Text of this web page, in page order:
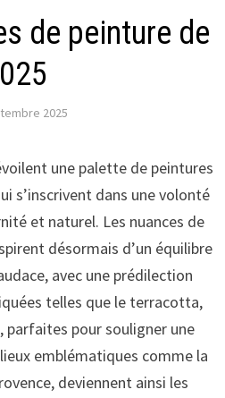
de peinture de
2025
une palette de peintures
s’inscrivent dans une volonté
et naturel. Les nuances de
désormais d’un équilibre
avec une prédilection
telles que le terracotta,
parfaites pour souligner une
emblématiques comme la
deviennent ainsi les